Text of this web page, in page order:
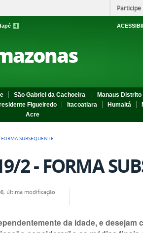
Participe
4
São Gabriel da Cachoeira
Manaus Distrito
Figueiredo Itacoatiara Humaitá
Acre
SUBSEQUENTE
2 - FORMA
última modificação
da idade, e